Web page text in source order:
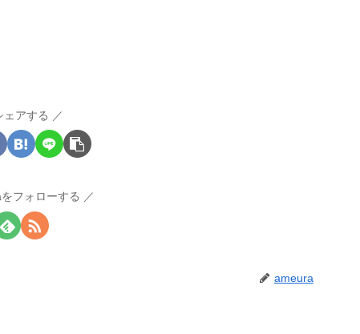
ェアする
フォローする
ameura